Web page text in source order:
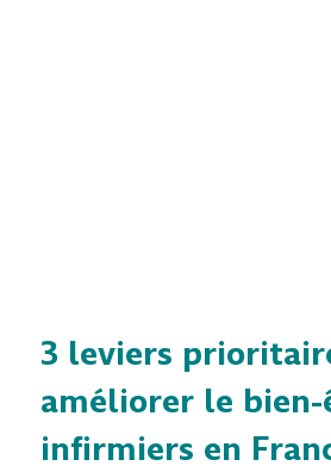
3 leviers
améliorer le bien-
infirmiers en